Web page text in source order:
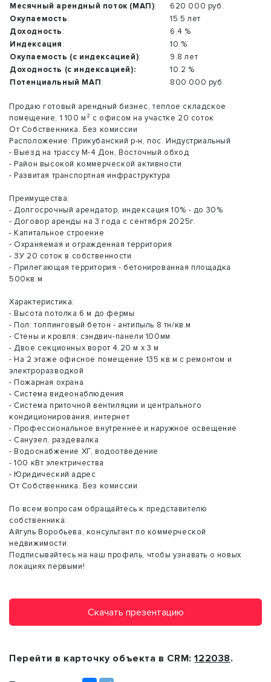
Месячный арендный поток (МАП):
620 000 руб.
Окупаемость:
15.5 лет
Доходность:
6.4 %
Индексация:
10 %
Окупаемость (с индексацией):
9.8 лет
Доходность (с индексацией):
10.2 %
Потенциальный МАП: 800 000 руб.
Продаю готовый арендный бизнес, теплое складское
помещение, 1 100 м² с офисом на участке 20 соток
От Собственника. Без комиссии
Расположение: Прикубанский р-н, пос. Индустриальный
- Выезд на трассу М-4 Дон, Восточный обход
- Район высокой коммерческой активности
- Развитая транспортная инфраструктура
Преимущества:
- Долгосрочный арендатор, индексация 10% - до 30%
- Договор аренды на 3 года с сентября 2025г.
- Капитальное строение
- Охраняемая и огражденная территория
- ЗУ 20 соток в собственности
- Прилегающая территория - бетонированная площадка
500кв.м
Характеристика:
- Высота потолка 6 м до фермы
- Пол: топпинговый бетон - антипыль 8 тн/кв.м
- Стены и кровля: сэндвич-панели 100мм
- Двое секционных ворот 4.20 м х 3 м
- На 2 этаже офисное помещение 135 кв.м с ремонтом и
электроразводкой
- Пожарная охрана
- Система видеонаблюдения
- Система приточной вентиляции и центрального
кондиционирования, интернет
- Профессиональное внутреннее и наружное освещение
- Санузел, раздевалка
- Водоснабжение ХГ, водоотведение
- 100 кВт электричества
- Юридический адрес
От Собственника. Без комиссии
По всем вопросам обращайтесь к представителю
собственника:
Айгуль Воробьева, консультант по коммерческой
недвижимости.
Подписывайтесь на наш профиль, чтобы узнавать о новых
локациях первыми!
Скачать презентацию
Перейти в карточку объекта в CRM:122038.